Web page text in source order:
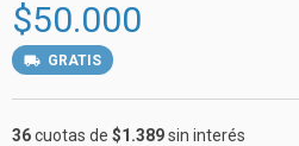
$50.000
GRATIS
36cuotas de $1.389sin interés